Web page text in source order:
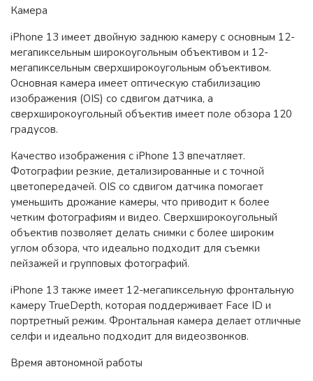
Камера
iPhone 13 имеет двойную заднюю камеру с основным 12-
мегапиксельным широкоугольным объективом и 12-
мегапиксельным сверхширокоугольным объективом.
Основная камера имеет оптическую стабилизацию
изображения (OIS) со сдвигом датчика, а
сверхширокоугольный объектив имеет поле обзора 120
градусов.
Качество изображения с iPhone 13 впечатляет.
Фотографии резкие, детализированные и с точной
цветопередачей. OIS со сдвигом датчика помогает
уменьшить дрожание камеры, что приводит к более
четким фотографиям и видео. Сверхширокоугольный
объектив позволяет делать снимки с более широким
углом обзора, что идеально подходит для съемки
пейзажей и групповых фотографий.
iPhone 13 также имеет 12-мегапиксельную фронтальную
камеру TrueDepth, которая поддерживает Face ID и
портретный режим. Фронтальная камера делает отличные
селфи и идеально подходит для видеозвонков.
Время автономной работы